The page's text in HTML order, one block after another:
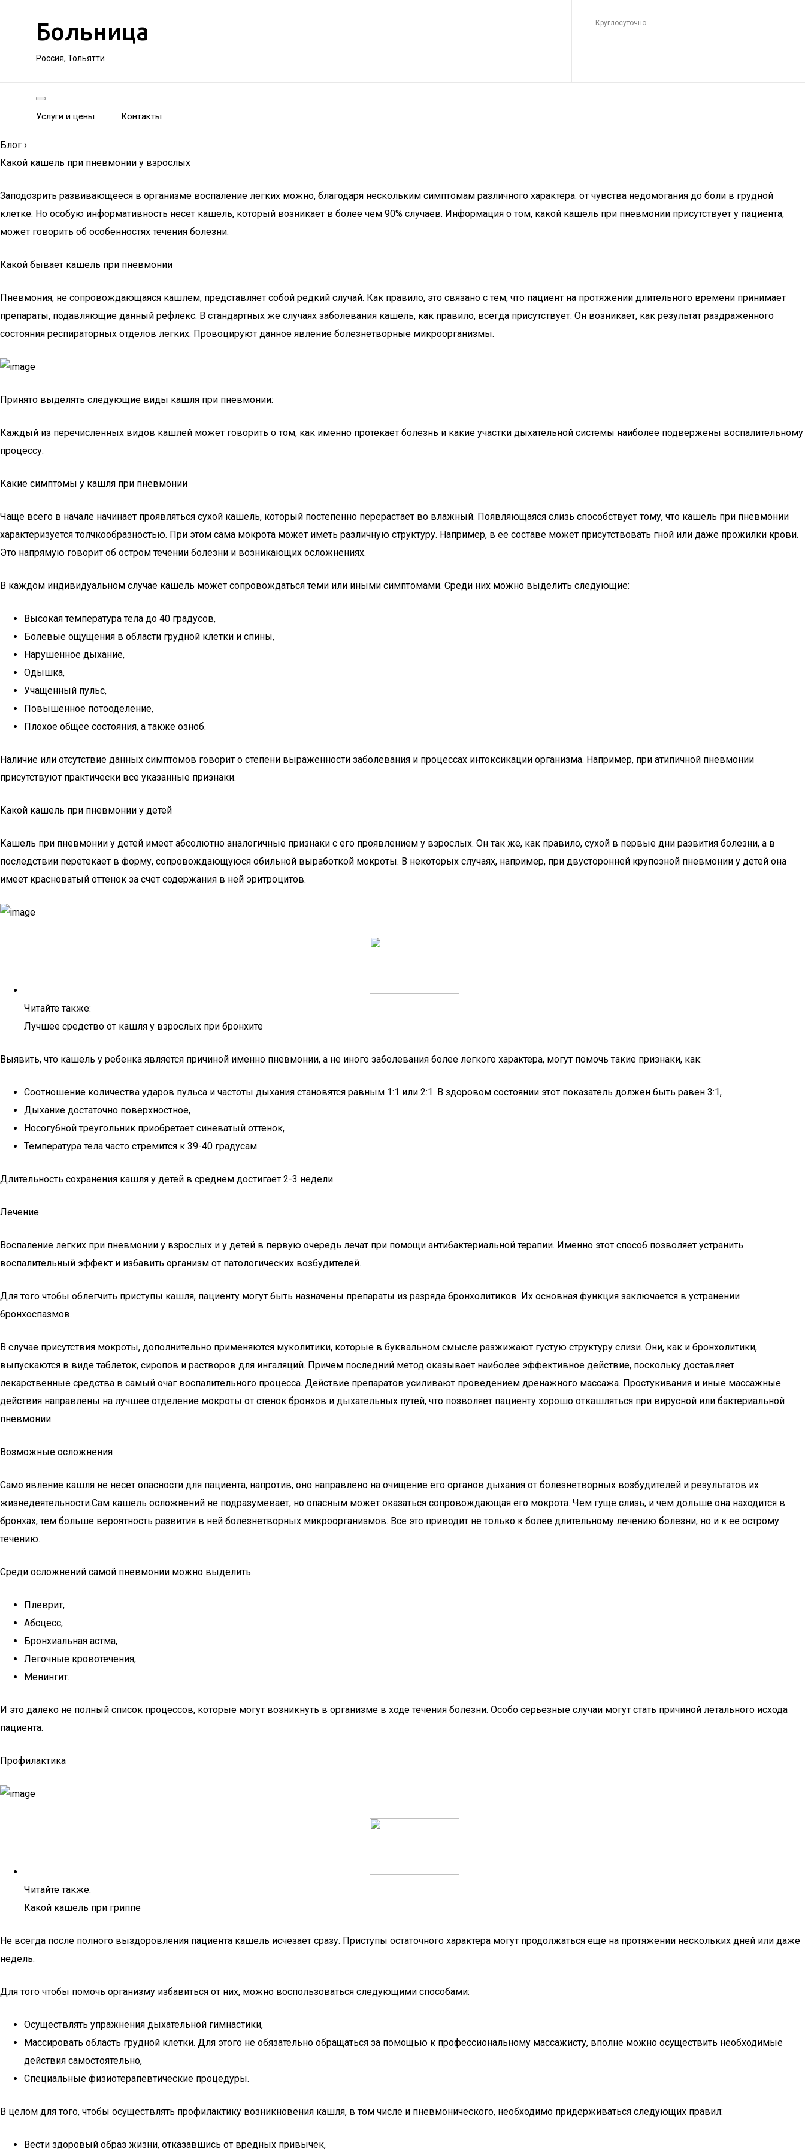
Больница
Россия, Тольятти
Круглосуточно
Услуги и цены Контакты
Блог ›
Какой кашель при пневмонии у взрослых
Заподозрить развивающееся в организме воспаление легких можно, благодаря нескольким симптомам различного характера: от чувства недомогания до боли в грудной
клетке. Но особую информативность несет кашель, который возникает в более чем 90% случаев. Информация о том, какой кашель при пневмонии присутствует у пациента,
может говорить об особенностях течения болезни.
Какой бывает кашель при пневмонии
Пневмония, не сопровождающаяся кашлем, представляет собой редкий случай. Как правило, это связано с тем, что пациент на протяжении длительного времени принимает
препараты, подавляющие данный рефлекс. В стандартных же случаях заболевания кашель, как правило, всегда присутствует. Он возникает, как результат раздраженного
состояния респираторных отделов легких. Провоцируют данное явление болезнетворные микроорганизмы.
Принято выделять следующие виды кашля при пневмонии:
Каждый из перечисленных видов кашлей может говорить о том, как именно протекает болезнь и какие участки дыхательной системы наиболее подвержены воспалительному
процессу.
Какие симптомы у кашля при пневмонии
Чаще всего в начале начинает проявляться сухой кашель, который постепенно перерастает во влажный. Появляющаяся слизь способствует тому, что кашель при пневмонии
характеризуется толчкообразностью. При этом сама мокрота может иметь различную структуру. Например, в ее составе может присутствовать гной или даже прожилки крови.
Это напрямую говорит об остром течении болезни и возникающих осложнениях.
В каждом индивидуальном случае кашель может сопровождаться теми или иными симптомами. Среди них можно выделить следующие:
Высокая температура тела до 40 градусов,
Болевые ощущения в области грудной клетки и спины,
Нарушенное дыхание,
Одышка,
Учащенный пульс,
Повышенное потооделение,
Плохое общее состояния, а также озноб.
Наличие или отсутствие данных симптомов говорит о степени выраженности заболевания и процессах интоксикации организма. Например, при атипичной пневмонии
присутствуют практически все указанные признаки.
Какой кашель при пневмонии у детей
Кашель при пневмонии у детей имеет абсолютно аналогичные признаки с его проявлением у взрослых. Он так же, как правило, сухой в первые дни развития болезни, а в
последствии перетекает в форму, сопровождающуюся обильной выработкой мокроты. В некоторых случаях, например, при двусторонней крупозной пневмонии у детей она
имеет красноватый оттенок за счет содержания в ней эритроцитов.
Читайте также:
Лучшее средство от кашля у взрослых при бронхите
Выявить, что кашель у ребенка является причиной именно пневмонии, а не иного заболевания более легкого характера, могут помочь такие признаки, как:
Соотношение количества ударов пульса и частоты дыхания становятся равным 1:1 или 2:1. В здоровом состоянии этот показатель должен быть равен 3:1,
Дыхание достаточно поверхностное,
Носогубной треугольник приобретает синеватый оттенок,
Температура тела часто стремится к 39-40 градусам.
Длительность сохранения кашля у детей в среднем достигает 2-3 недели.
Лечение
Воспаление легких при пневмонии у взрослых и у детей в первую очередь лечат при помощи антибактериальной терапии. Именно этот способ позволяет устранить
воспалительный эффект и избавить организм от патологических возбудителей.
Для того чтобы облегчить приступы кашля, пациенту могут быть назначены препараты из разряда бронхолитиков. Их основная функция заключается в устранении
бронхоспазмов.
В случае присутствия мокроты, дополнительно применяются муколитики, которые в буквальном смысле разжижают густую структуру слизи. Они, как и бронхолитики,
выпускаются в виде таблеток, сиропов и растворов для ингаляций. Причем последний метод оказывает наиболее эффективное действие, поскольку доставляет
лекарственные средства в самый очаг воспалительного процесса. Действие препаратов усиливают проведением дренажного массажа. Простукивания и иные массажные
действия направлены на лучшее отделение мокроты от стенок бронхов и дыхательных путей, что позволяет пациенту хорошо откашляться при вирусной или бактериальной
пневмонии.
Возможные осложнения
Само явление кашля не несет опасности для пациента, напротив, оно направлено на очищение его органов дыхания от болезнетворных возбудителей и результатов их
жизнедеятельности.Сам кашель осложнений не подразумевает, но опасным может оказаться сопровождающая его мокрота. Чем гуще слизь, и чем дольше она находится в
бронхах, тем больше вероятность развития в ней болезнетворных микроорганизмов. Все это приводит не только к более длительному лечению болезни, но и к ее острому
течению.
Среди осложнений самой пневмонии можно выделить:
Плеврит,
Абсцесс,
Бронхиальная астма,
Легочные кровотечения,
Менингит.
И это далеко не полный список процессов, которые могут возникнуть в организме в ходе течения болезни. Особо серьезные случаи могут стать причиной летального исхода
пациента.
Профилактика
Читайте также:
Какой кашель при гриппе
Не всегда после полного выздоровления пациента кашель исчезает сразу. Приступы остаточного характера могут продолжаться еще на протяжении нескольких дней или даже
недель.
Для того чтобы помочь организму избавиться от них, можно воспользоваться следующими способами:
Осуществлять упражнения дыхательной гимнастики,
Массировать область грудной клетки. Для этого не обязательно обращаться за помощью к профессиональному массажисту, вполне можно осуществить необходимые
действия самостоятельно,
Специальные физиотерапевтические процедуры.
В целом для того, чтобы осуществлять профилактику возникновения кашля, в том числе и пневмонического, необходимо придерживаться следующих правил:
Вести здоровый образ жизни, отказавшись от вредных привычек,